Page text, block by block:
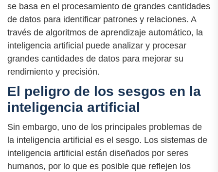
se basa en el procesamiento de grandes cantidades
de datos para identificar patrones y relaciones. A
través de algoritmos de aprendizaje automático, la
inteligencia artificial puede analizar y procesar
grandes cantidades de datos para mejorar su
rendimiento y precisión.
El peligro de los sesgos en la
inteligencia artificial
Sin embargo, uno de los principales problemas de
la inteligencia artificial es el sesgo. Los sistemas de
inteligencia artificial están diseñados por seres
humanos, por lo que es posible que reflejen los